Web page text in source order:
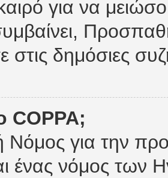
για να
στις δημόσιες
COPPA;
για την
ένας νόμος των